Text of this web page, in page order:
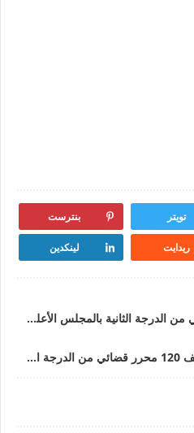
تويتر بنترست
ريدايت لينكدين
مباراة توظيف 21 منتذب قضائي من الدرجة الثانية بالمجلس الأعلى للحسابات آخر أجل 28 فبراير 2026
لائحة الناجحين في مباراة توظيف 120 محرر قضائي من الدرجة الثالثة و 10 محررين قضائيين من الدرجة الرابعة بوزارة العدل 2026